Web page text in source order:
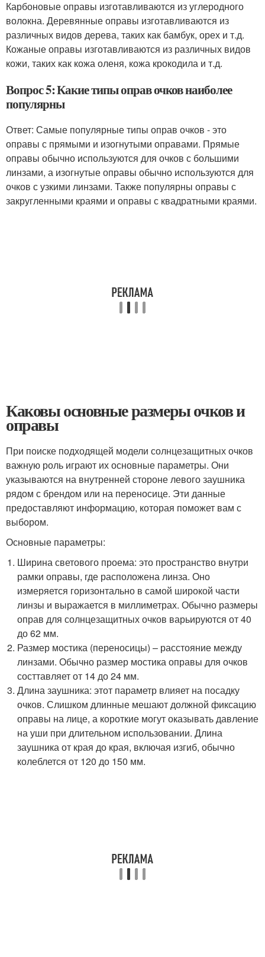
Карбоновые оправы изготавливаются из углеродного
волокна. Деревянные оправы изготавливаются из
различных видов дерева, таких как бамбук, орех и т.д.
Кожаные оправы изготавливаются из различных видов
кожи, таких как кожа оленя, кожа крокодила и т.д.
Вопрос 5: Какие типы оправ очков наиболее
популярны
Ответ: Самые популярные типы оправ очков - это
оправы с прямыми и изогнутыми оправами. Прямые
оправы обычно используются для очков с большими
линзами, а изогнутые оправы обычно используются для
очков с узкими линзами. Также популярны оправы с
закругленными краями и оправы с квадратными краями.
Каковы основные размеры очков и
оправы
При поиске подходящей модели солнцезащитных очков
важную роль играют их основные параметры. Они
указываются на внутренней стороне левого заушника
рядом с брендом или на переносице. Эти данные
предоставляют информацию, которая поможет вам с
выбором.
Основные параметры:
Ширина светового проема: это пространство внутри
рамки оправы, где расположена линза. Оно
измеряется горизонтально в самой широкой части
линзы и выражается в миллиметрах. Обычно размеры
оправ для солнцезащитных очков варьируются от 40
до 62 мм.
Размер мостика (переносицы) – расстояние между
линзами. Обычно размер мостика оправы для очков
состтавляет от 14 до 24 мм.
Длина заушника: этот параметр влияет на посадку
очков. Слишком длинные мешают должной фиксацию
оправы на лице, а короткие могут оказывать давление
на уши при длительном использовании. Длина
заушника от края до края, включая изгиб, обычно
колеблется от 120 до 150 мм.